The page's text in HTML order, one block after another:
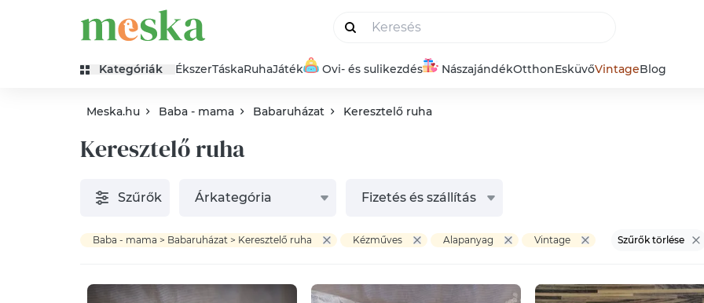
Kategóriák ÉkszerTáskaRuhaJáték Ovi- és sulikezdés NászajándékOtthonEsküvőVintageBlog
Meska.hu Baba - mama Babaruházat Keresztelő ruha
Keresztelő ruha
Szűrők Árkategória Fizetés és szállítás
Baba - mama > Babaruházat > Keresztelő ruha Kézműves Alapanyag Vintage Szűrők törlése